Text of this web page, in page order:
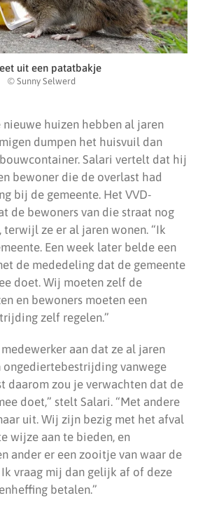
uit een patatbakje
© Sunny Selwerd
nieuwe huizen hebben al jaren
dumpen het huisvuil dan
Salari vertelt dat hij
bewoner die de overlast had
bij de gemeente. Het VVD-
de bewoners van die straat nog
terwijl ze er al jaren wonen. “Ik
Een week later belde een
de mededeling dat de gemeente
doet. Wij moeten zelf de
en bewoners moeten een
zelf regelen.”
aan dat ze al jaren
ongediertebestrijding vanwege
daarom zou je verwachten dat de
doet,” stelt Salari. “Met andere
uit. Wij zijn bezig met het afval
wijze aan te bieden, en
ander er een zooitje van waar de
vraag mij dan gelijk af of deze
betalen.”